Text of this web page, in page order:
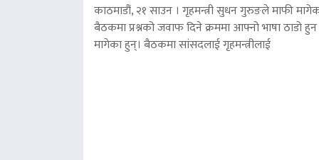
काठमाडौं, २१ साउन । गृहमन्त्री सुधन गुरुङले माफी
बैठकमा प्रश्नको जवाफ दिने क्रममा आफ्नो भाषा ठाडो
मागेका हुन्। बैठकमा सांसदलाई गृहमन्त्रीलाई